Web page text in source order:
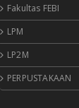
Fakultas FEBI
LPM
LP2M
PERPUSTAKAAN